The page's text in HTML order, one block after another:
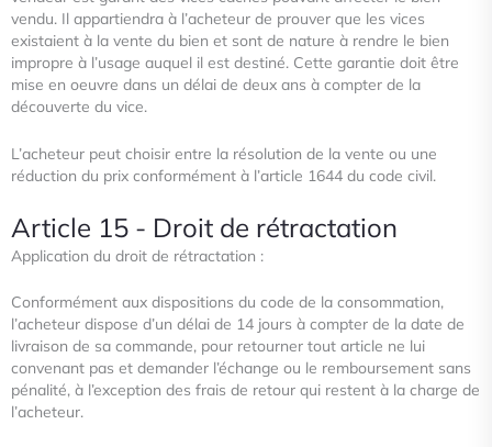
vendu. Il appartiendra à l’acheteur de prouver que les vices
existaient à la vente du bien et sont de nature à rendre le bien
impropre à l’usage auquel il est destiné. Cette garantie doit être
mise en oeuvre dans un délai de deux ans à compter de la
découverte du vice.
L’acheteur peut choisir entre la résolution de la vente ou une
réduction du prix conformément à l’article 1644 du code civil.
Article 15 - Droit de rétractation
Application du droit de rétractation :
Conformément aux dispositions du code de la consommation,
l’acheteur dispose d’un délai de 14 jours à compter de la date de
livraison de sa commande, pour retourner tout article ne lui
convenant pas et demander l’échange ou le remboursement sans
pénalité, à l’exception des frais de retour qui restent à la charge de
l’acheteur.